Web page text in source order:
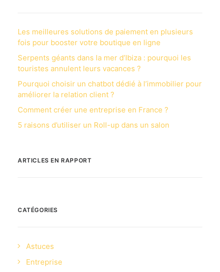
Les meilleures solutions de paiement en plusieurs
fois pour booster votre boutique en ligne
Serpents géants dans la mer d’Ibiza : pourquoi les
touristes annulent leurs vacances ?
Pourquoi choisir un chatbot dédié à l’immobilier pour
améliorer la relation client ?
Comment créer une entreprise en France ?
5 raisons d’utiliser un Roll-up dans un salon
ARTICLES EN RAPPORT
CATÉGORIES
Astuces
Entreprise